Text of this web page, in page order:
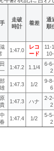
走破
時計
着差
通
順
1:47.0
レコ
ード
11-
1:47.2 1.1/4
6-
2
1:47.3 1/2
9-
6
1:47.3 ハナ
2-
2
1:47.4 1/2
5-
2